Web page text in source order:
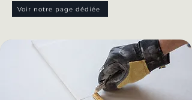
Voir notre page dédiée